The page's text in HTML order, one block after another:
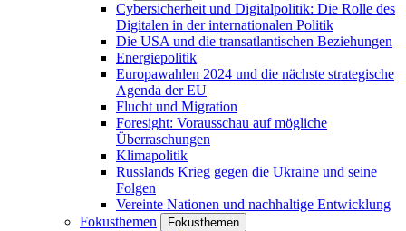
Cybersicherheit und Digitalpolitik: Die Rolle des
Digitalen in der internationalen Politik
Die USA und die transatlantischen Beziehungen
Energiepolitik
Europawahlen 2024 und die nächste strategische
Agenda der EU
Flucht und Migration
Foresight: Vorausschau auf mögliche
Überraschungen
Klimapolitik
Russlands Krieg gegen die Ukraine und seine
Folgen
Vereinte Nationen und nachhaltige Entwicklung
Fokusthemen
Fokusthemen